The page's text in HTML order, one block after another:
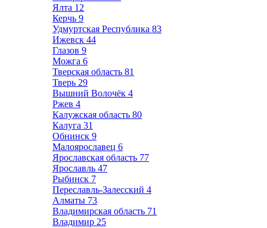
Ялта 12
Керчь 9
Удмуртская Республика 83
Ижевск 44
Глазов 9
Можга 6
Тверская область 81
Тверь 29
Вышний Волочёк 4
Ржев 4
Калужская область 80
Калуга 31
Обнинск 9
Малоярославец 6
Ярославская область 77
Ярославль 47
Рыбинск 7
Переславль-Залесский 4
Алматы 73
Владимирская область 71
Владимир 25